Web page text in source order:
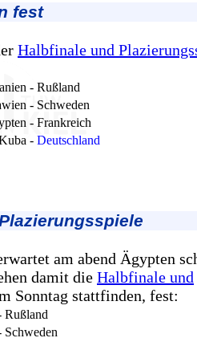
fest
Halbfinale und
- Rußland
- Schweden
- Frankreich
- Deutschland
am abend Ägypten
damit die Halbfinale und
Sonntag stattfinden, fest:
Rußland
Schweden